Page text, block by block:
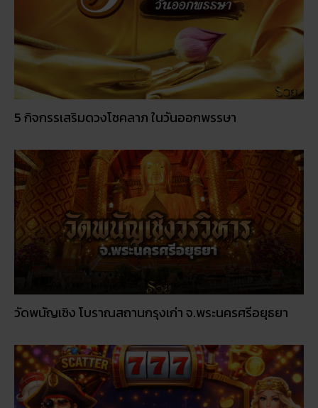
5 กิจกรรเสริมดวงโชคลาภ ในวันออกพรรษา
วัดพนัญเชิง โบราณสถานกรุงเก่า จ.พระนครศรีอยุธยา